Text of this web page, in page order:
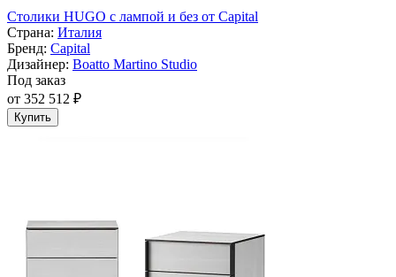
Cтолики HUGO с лампой и без от Capital
Страна: Италия
Бренд: Capital
Дизайнер: Boatto Martino Studio
Под заказ
от 352 512 ₽
Купить